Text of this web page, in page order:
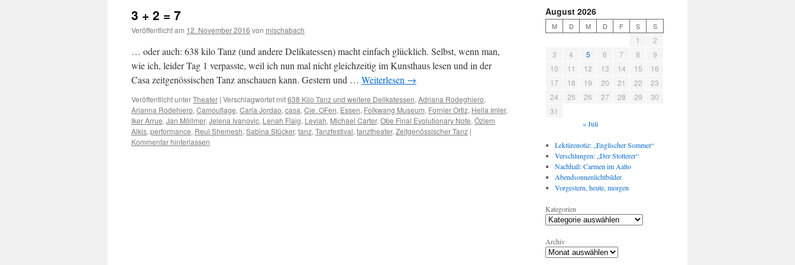
3 + 2 = 7
Veröffentlicht am 12. November 2016 von mischabach
… oder auch: 638 kilo Tanz (und andere Delikatessen) macht einfach glücklich. Selbst, wenn man,
wie ich, leider Tag 1 verpasste, weil ich nun mal nicht gleichzeitig im Kunsthaus lesen und in der
Casa zeitgenössischen Tanz anschauen kann. Gestern und … Weiterlesen →
Veröffentlicht unterTheater | Verschlagwortet mit638 Kilo Tanz und weitere Delikatessen, Adriana Rodeghiero,
Arianna Rodehiero, Camouflage, Carla Jordao, casa, Cie. OFen, Essen, Folkwang Museum, Fornier Ortiz, Hella Imler,
Iker Arrue, Jan Möllmer, Jelena Ivanovic, Lenah Flaig, Leviah, Michael Carter, Obe Final Evolutionary Note, Özlem
Alkis, performance, Reul Shemesh, Sabina Stücker, tanz, Tanzfestival, tanztheater, Zeitgenössischer Tanz |
Kommentar hinterlassen
August 2026
M D M D F S S
1
2
3
4 5 6 7 8
9
10
11 12 13 14 15
16
17
18 19 20 21 22
23
24
25 26 27 28 29
30
31
« Juli
Lektürenotiz: „Englischer Sommer“
Verschlungen: „Der Stotterer“
Nachhall: Carmen im Aalto
Abendsonnenlichtbilder
Vorgestern, heute, morgen
Kategorien
Archiv